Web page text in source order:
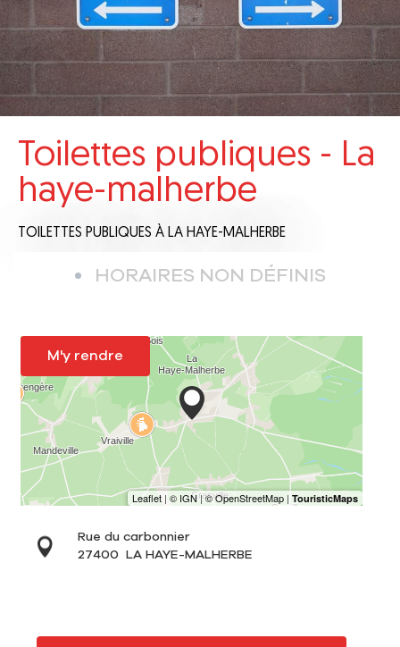
Toilettes publiques - La
haye-malherbe
TOILETTES PUBLIQUES À LA HAYE-MALHERBE
HORAIRES NON DÉFINIS
M'y rendre
Rue du carbonnier
27400
LA HAYE-MALHERBE